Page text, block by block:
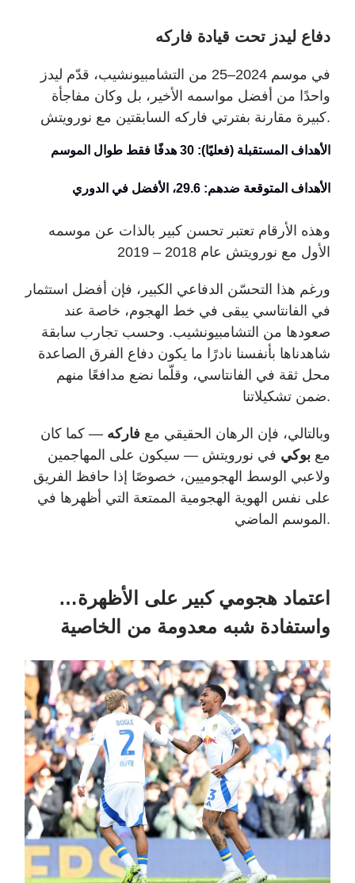
دفاع ليدز تحت قيادة فاركه
في موسم 2024–25 من التشامبيونشيب، قدّم ليدز
واحدًا من أفضل مواسمه الأخير، بل وكان مفاجأة
كبيرة مقارنة بفترتي فاركه السابقتين مع نورويتش.
الأهداف المستقبلة (فعليًا): 30 هدفًا فقط طوال الموسم
الأهداف المتوقعة ضدهم: 29.6، الأفضل في الدوري
وهذه الأرقام تعتبر تحسن كبير بالذات عن موسمه
الأول مع نورويتش عام 2018 – 2019
ورغم هذا التحسّن الدفاعي الكبير، فإن أفضل استثمار
في الفانتاسي يبقى في خط الهجوم، خاصة عند
صعودها من التشامبيونشيب. وحسب تجارب سابقة
شاهدناها بأنفسنا نادرًا ما يكون دفاع الفرق الصاعدة
محل ثقة في الفانتاسي، وقلّما نضع مدافعًا منهم
ضمن تشكيلاتنا.
وبالتالي، فإن الرهان الحقيقي مع فاركه — كما كان
مع بوكي في نورويتش — سيكون على المهاجمين
ولاعبي الوسط الهجوميين، خصوصًا إذا حافظ الفريق
على نفس الهوية الهجومية الممتعة التي أظهرها في
الموسم الماضي .
اعتماد هجومي كبير على الأظهرة…
واستفادة شبه معدومة من الخاصية